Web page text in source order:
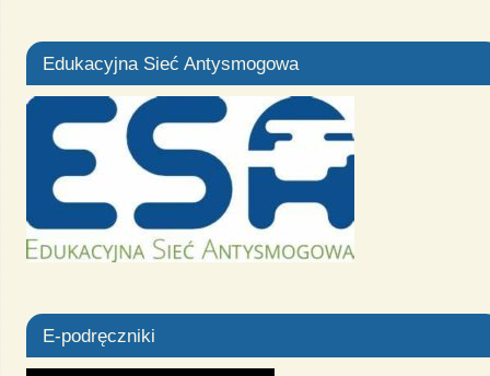
Edukacyjna Sieć Antysmogowa
E-podręczniki